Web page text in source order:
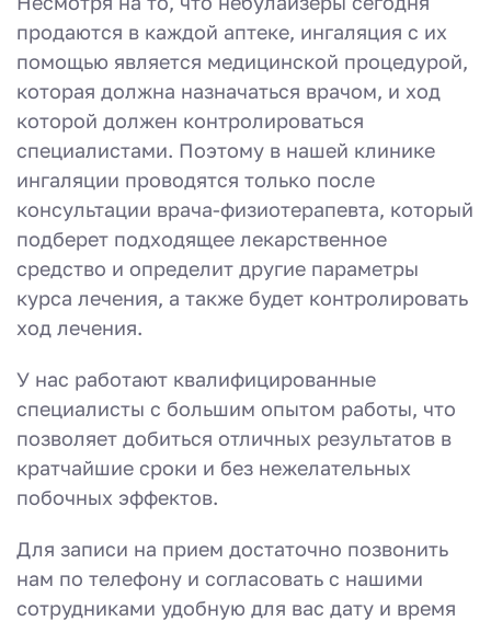
продаются в каждой аптеке, ингаляция с их
помощью является медицинской процедурой,
которая должна назначаться врачом, и ход
которой должен контролироваться
специалистами. Поэтому в нашей клинике
ингаляции проводятся только после
консультации врача-физиотерапевта, который
подберет подходящее лекарственное
средство и определит другие параметры
курса лечения, а также будет контролировать
ход лечения.
У нас работают квалифицированные
специалисты с большим опытом работы, что
позволяет добиться отличных результатов в
кратчайшие сроки и без нежелательных
побочных эффектов.
Для записи на прием достаточно позвонить
нам по телефону и согласовать с нашими
сотрудниками удобную для вас дату и время